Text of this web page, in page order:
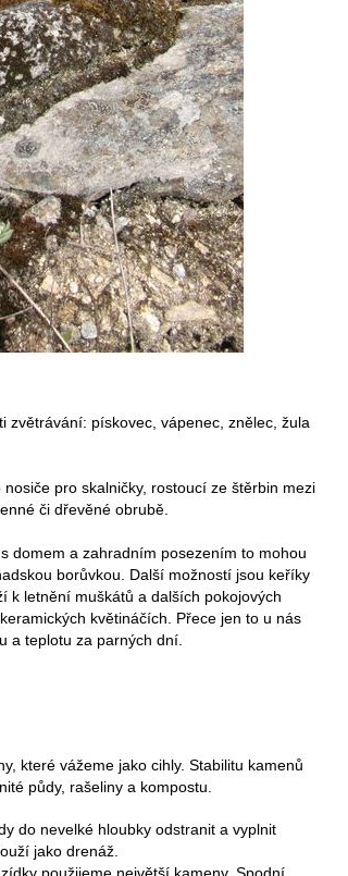
zvětrávání: pískovec, vápenec, znělec, žula
pro skalničky, rostoucí ze štěrbin mezi
či dřevěné obrubě.
domem a zahradním posezením to mohou
borůvkou. Další možností jsou keříky
k letnění muškátů a dalších pokojových
květináčích. Přece jen to u nás
a teplotu za parných dní.
které vážeme jako cihly. Stabilitu kamenů
půdy, rašeliny a kompostu.
do nevelké hloubky odstranit a vyplnit
jako drenáž.